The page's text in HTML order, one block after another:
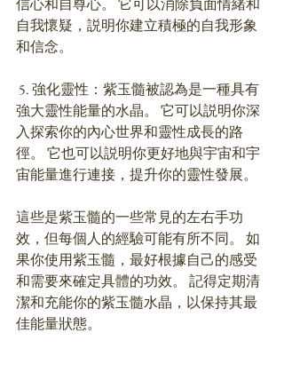
自我懷疑，説明你建立積極的自我形象
和信念。
強大靈性能量的水晶。 它可以説明你深
入探索你的內心世界和靈性成長的路
徑。 它也可以説明你更好地與宇宙和宇
宙能量進行連接，提升你的靈性發展。
這些是紫玉髓的一些常見的左右手功
效，但每個人的經驗可能有所不同。 如
果你使用紫玉髓，最好根據自己的感受
和需要來確定具體的功效。 記得定期清
潔和充能你的紫玉髓水晶，以保持其最
佳能量狀態。